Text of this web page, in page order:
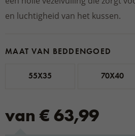
en luchtigheid van het kussen.
MAAT VAN BEDDENGOED
55X35 70X40
van € 63,99